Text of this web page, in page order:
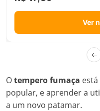
Ver
←
Otempero fumaça
popular, e aprender a
a um novo patamar.